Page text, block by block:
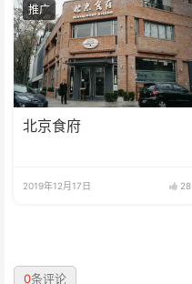
推广
北京食府
2019年12月17日 28
0条评论